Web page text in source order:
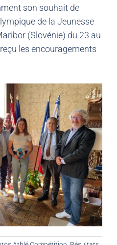
son souhait de
de la Jeunesse
(Slovénie) du 23 au
les encouragements